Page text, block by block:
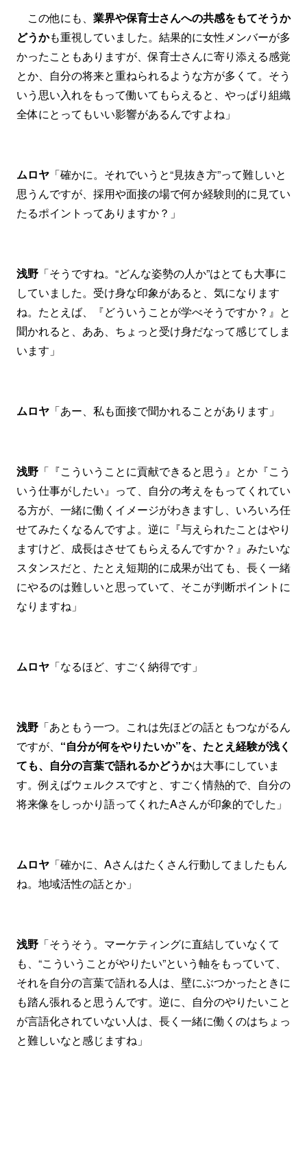
この他にも、 業界や保育士さんへの共感をもてそうか
どうかも重視していました。結果的に女性メンバーが多
かったこともありますが、保育士さんに寄り添える感覚
とか、自分の将来と重ねられるような方が多くて。そう
いう思い入れをもって働いてもらえると、やっぱり組織
全体にとってもいい影響があるんですよね」
ムロヤ 「確かに。それでいうと“見抜き方”って難しいと
思うんですが、採用や面接の場で何か経験則的に見てい
たるポイントってありますか？」
浅野 「そうですね。“どんな姿勢の人か”はとても大事に
していました。受け身な印象があると、気になります
ね。たとえば、『どういうことが学べそうですか？』と
聞かれると、ああ、ちょっと受け身だなって感じてしま
います」
ムロヤ 「あー、私も面接で聞かれることがあります」
浅野 「『こういうことに貢献できると思う』とか『こう
いう仕事がしたい』って、自分の考えをもってくれてい
る方が、一緒に働くイメージがわきますし、いろいろ任
せてみたくなるんですよ。逆に『与えられたことはやり
ますけど、成長はさせてもらえるんですか？』みたいな
スタンスだと、たとえ短期的に成果が出ても、長く一緒
にやるのは難しいと思っていて、そこが判断ポイントに
なりますね」
ムロヤ 「なるほど、すごく納得です」
浅野 「あともう一つ。これは先ほどの話ともつながるん
ですが、 “自分が何をやりたいか”を、たとえ経験が浅く
ても、自分の言葉で語れるかどうかは大事にしていま
す。例えばウェルクスですと、すごく情熱的で、自分の
将来像をしっかり語ってくれたAさんが印象的でした」
ムロヤ 「確かに、Aさんはたくさん行動してましたもん
ね。地域活性の話とか」
浅野 「そうそう。マーケティングに直結していなくて
も、“こういうことがやりたい”という軸をもっていて、
それを自分の言葉で語れる人は、壁にぶつかったときに
も踏ん張れると思うんです。逆に、自分のやりたいこと
が言語化されていない人は、長く一緒に働くのはちょっ
と難しいなと感じますね」